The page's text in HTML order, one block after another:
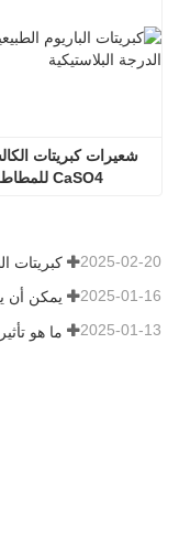
CaSO4 للمطاط
2025-02-20
2025-01-16
2025-01-13